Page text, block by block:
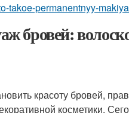
takoe-permanentnyy-
бровей:
красоту бровей,
косметики.